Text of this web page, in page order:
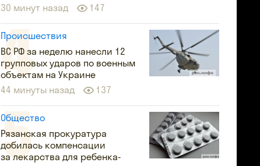
30 минут назад
147
Происшествия
ВС РФ за неделю нанесли 12
групповых ударов по военным
объектам на Украине
44 минуты назад
137
Общество
Рязанская прокуратура
добилась компенсации
за лекарства для ребенка-